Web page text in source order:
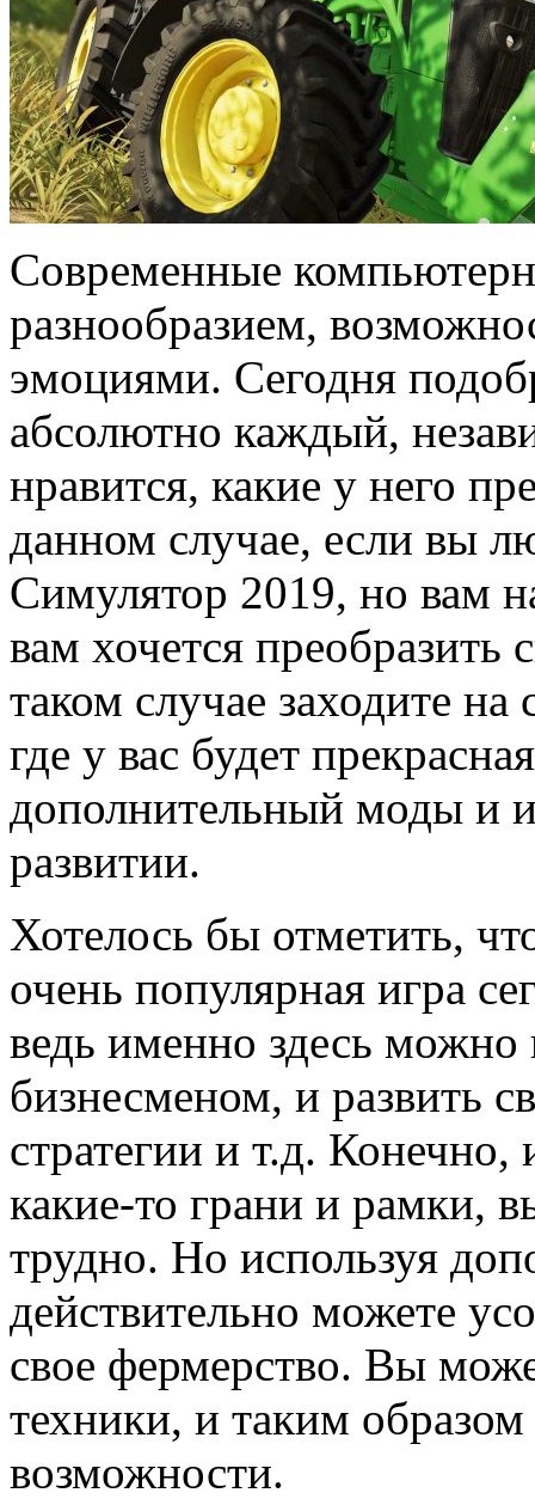
Современные
разнообразием,
эмоциями. Сегодня
абсолютно каждый,
нравится, какие у него
данном случае, если вы
Симулятор 2019, но вам
вам хочется преобразить
таком случае заходите на
где у вас будет
дополнительный моды и
развитии.
Хотелось бы отметить,
очень популярная игра
ведь именно здесь можно
бизнесменом, и развить
стратегии и т.д.
какие-то грани и рамки,
трудно. Но используя
действительно можете
свое фермерство. Вы
техники, и таким
возможности.